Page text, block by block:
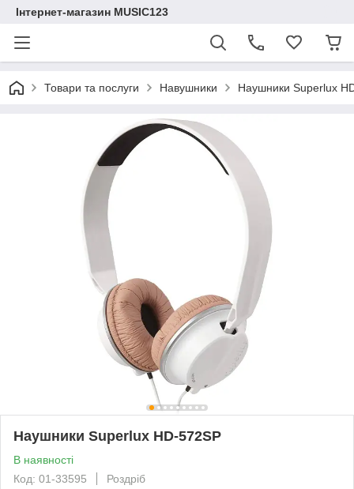
Інтернет-магазин MUSIC123
Товари та послуги Навушники Наушники Superlux
Наушники Superlux HD-572SP
В наявності
Код: 01-33595
Роздріб